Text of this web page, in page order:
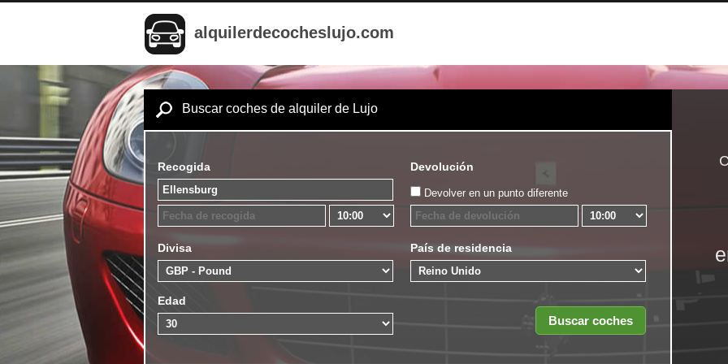
alquilerdecocheslujo.com
Buscar coches de alquiler de Lujo
Recogida Devolución
Devolver en un punto diferente
Divisa País de residencia
Edad